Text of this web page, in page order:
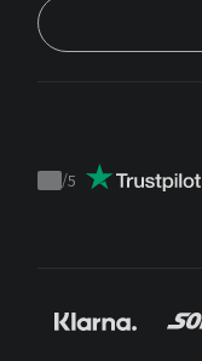
Trustpilot
/5